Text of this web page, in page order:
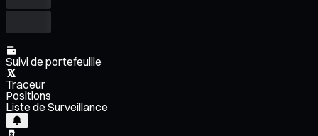
Suivi de portefeuille
Traceur
Positions
Liste de Surveillance